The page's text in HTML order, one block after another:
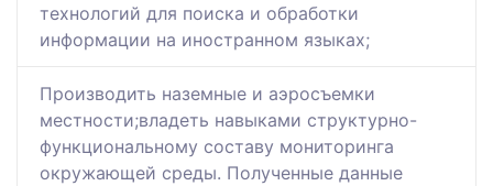
технологий для поиска и обработки
информации на иностранном языках;
Производить наземные и аэросъемки
местности;владеть навыками структурно-
функциональному составу мониторинга
окружающей среды. Полученные данные